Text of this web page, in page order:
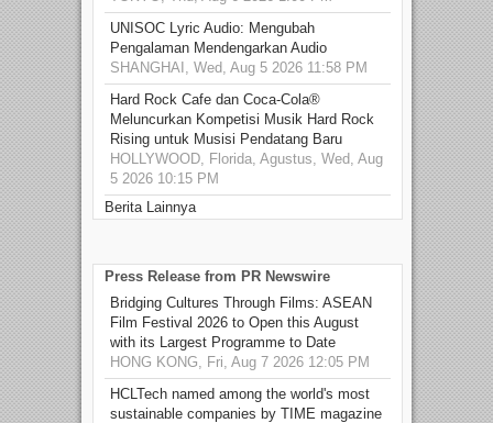
UNISOC Lyric Audio: Mengubah
Pengalaman Mendengarkan Audio
SHANGHAI, Wed, Aug 5 2026 11:58 PM
Hard Rock Cafe dan Coca-Cola®
Meluncurkan Kompetisi Musik Hard Rock
Rising untuk Musisi Pendatang Baru
HOLLYWOOD, Florida, Agustus, Wed, Aug
5 2026 10:15 PM
Berita Lainnya
Press Release from PR Newswire
Bridging Cultures Through Films: ASEAN
Film Festival 2026 to Open this August
with its Largest Programme to Date
HONG KONG, Fri, Aug 7 2026 12:05 PM
HCLTech named among the world's most
sustainable companies by TIME magazine